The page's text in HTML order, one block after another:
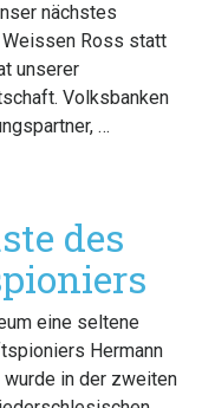
nächstes
Ross statt
unserer
Volksbanken
…
des
eine seltene
Hermann
in der zweiten